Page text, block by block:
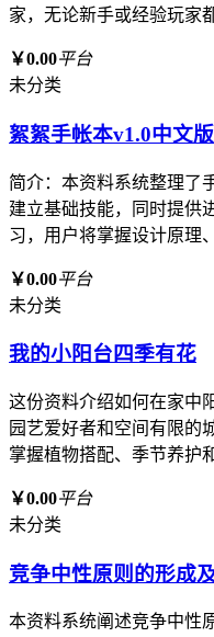
家，无论新手或经验玩家
￥0.00平台
未分类
絮絮手帐本v1.0中文版
简介：本资料系统整理了
建立基础技能，同时提供
习，用户将掌握设计原理
￥0.00平台
未分类
我的小阳台四季有花
这份资料介绍如何在家中
园艺爱好者和空间有限的
掌握植物搭配、季节养护
￥0.00平台
未分类
竞争中性原则的形成
本资料系统阐述竞争中性